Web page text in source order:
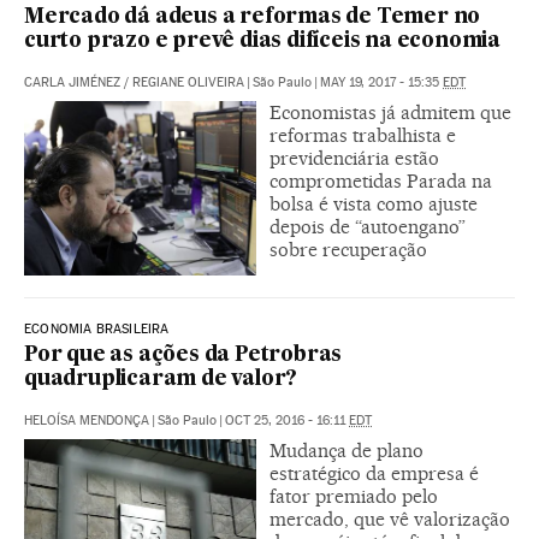
Mercado dá adeus a reformas de Temer no
curto prazo e prevê dias difíceis na economia
CARLA JIMÉNEZ / REGIANE OLIVEIRA | São Paulo | MAY 19, 2017 - 15:35 EDT
Economistas já admitem que
reformas trabalhista e
previdenciária estão
comprometidas Parada na
bolsa é vista como ajuste
depois de “autoengano”
sobre recuperação
ECONOMIA BRASILEIRA
Por que as ações da Petrobras
quadruplicaram de valor?
HELOÍSA MENDONÇA | São Paulo | OCT 25, 2016 - 16:11EDT
Mudança de plano
estratégico da empresa é
fator premiado pelo
mercado, que vê valorização